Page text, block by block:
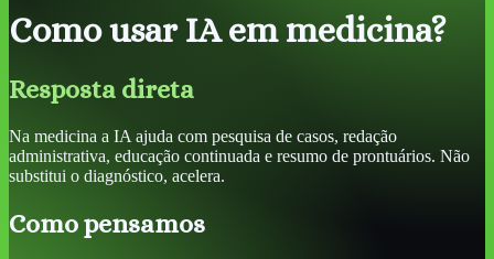
Como usar IA em medicina?
Resposta direta
Na medicina a IA ajuda com pesquisa de casos, redação
administrativa, educação continuada e resumo de prontuários. Não
substitui o diagnóstico, acelera.
Como pensamos